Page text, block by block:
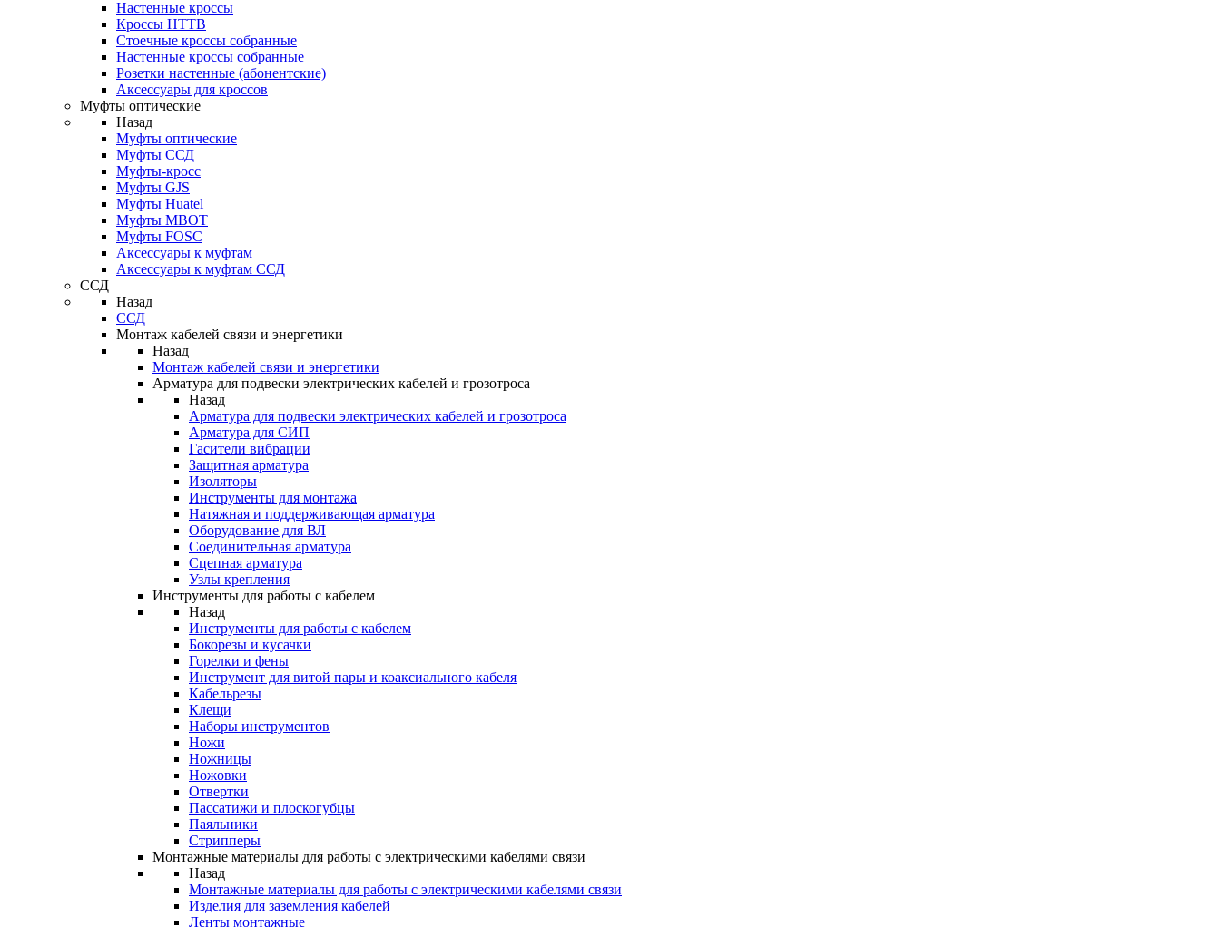
Настенные кроссы
Кроссы HTTB
Стоечные кроссы собранные
Настенные кроссы собранные
Розетки настенные (абонентские)
Аксессуары для кроссов
Муфты оптические
Назад
Муфты оптические
Муфты ССД
Муфты-кросс
Муфты GJS
Муфты Huatel
Муфты МВОТ
Муфты FOSC
Аксессуары к муфтам
Аксессуары к муфтам ССД
ССД
Назад
ССД
Монтаж кабелей связи и энергетики
Назад
Монтаж кабелей связи и энергетики
Арматура для подвески электрических кабелей и грозотроса
Назад
Арматура для подвески электрических кабелей и грозотроса
Арматура для СИП
Гасители вибрации
Защитная арматура
Изоляторы
Инструменты для монтажа
Натяжная и поддерживающая арматура
Оборудование для ВЛ
Соединительная арматура
Сцепная арматура
Узлы крепления
Инструменты для работы с кабелем
Назад
Инструменты для работы с кабелем
Бокорезы и кусачки
Горелки и фены
Инструмент для витой пары и коаксиального кабеля
Кабельрезы
Клещи
Наборы инструментов
Ножи
Ножницы
Ножовки
Отвертки
Пассатижи и плоскогубцы
Паяльники
Стрипперы
Монтажные материалы для работы с электрическими кабелями связи
Назад
Монтажные материалы для работы с электрическими кабелями связи
Изделия для заземления кабелей
Ленты монтажные